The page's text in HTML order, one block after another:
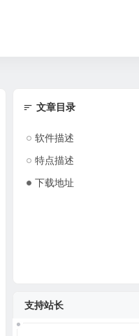
文章目录
软件描述
特点描述
下载地址
支持站长